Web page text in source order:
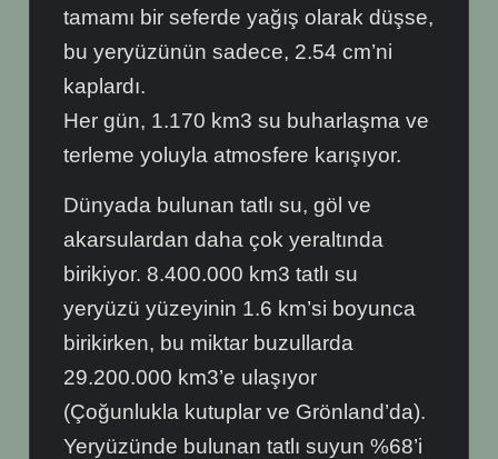
tamamı bir seferde yağış olarak düşse,
bu yeryüzünün sadece, 2.54 cm’ni
kaplardı.
Her gün, 1.170 km3 su buharlaşma ve
terleme yoluyla atmosfere karışıyor.
Dünyada bulunan tatlı su, göl ve
akarsulardan daha çok yeraltında
birikiyor. 8.400.000 km3 tatlı su
yeryüzü yüzeyinin 1.6 km’si boyunca
birikirken, bu miktar buzullarda
29.200.000 km3’e ulaşıyor
(Çoğunlukla kutuplar ve Grönland’da).
Yeryüzünde bulunan tatlı suyun %68’i